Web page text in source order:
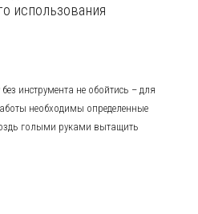
использования
инструмента не обойтись – для
необходимы определенные
голыми руками вытащить